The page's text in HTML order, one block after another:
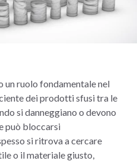
ruolo fondamentale nel
dei prodotti sfusi tra le
si danneggiano o devono
può bloccarsi
si ritrova a cercare
o il materiale giusto,